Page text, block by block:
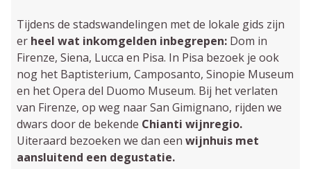
Tijdens de stadswandelingen met de lokale gids zijn
er heel wat inkomgelden inbegrepen:Dom in
Firenze, Siena, Lucca en Pisa. In Pisa bezoek je ook
nog het Baptisterium, Camposanto, Sinopie Museum
en het Opera del Duomo Museum. Bij het verlaten
van Firenze, op weg naar San Gimignano, rijden we
dwars door de bekende Chianti wijnregio.
Uiteraard bezoeken we dan een wijnhuis met
aansluitend een degustatie.